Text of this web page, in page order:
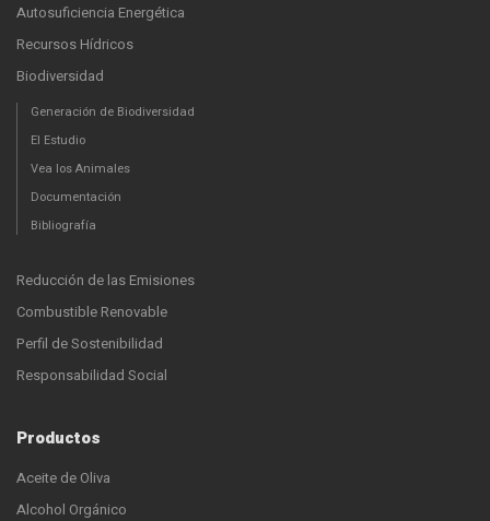
Autosuficiencia Energética
Recursos Hídricos
Biodiversidad
Generación de Biodiversidad
El Estudio
Vea los Animales
Documentación
Bibliografía
Reducción de las Emisiones
Combustible Renovable
Perfil de Sostenibilidad
Responsabilidad Social
Productos
Aceite de Oliva
Alcohol Orgánico